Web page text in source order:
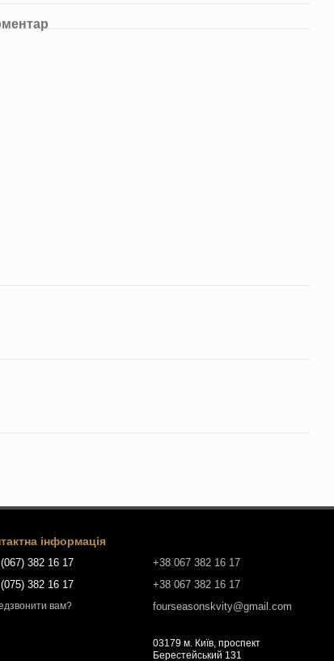
інформація
382 16 17
382 16 17
вам?
+38 067 382 16 17
+38 067 382 16 17
fourseasonskvity@gmail.com
03179 м. Київ, проспект
Берестейський 131